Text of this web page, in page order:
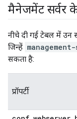
मैनेजमेंट सर्वर के
नीचे दी गई टेबल में उन
जिन्हें
सकता है:
प्रॉपर्टी